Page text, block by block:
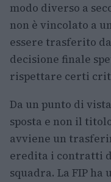
modo diverso a
non è vincolato a
essere trasferito
decisione finale
rispettare certi
Da un punto di
sposta e non il
avviene un
eredita i contratti
squadra. La FIP